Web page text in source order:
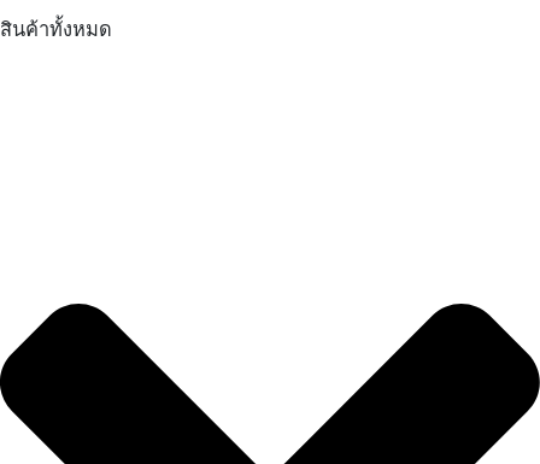
สินค้าทั้งหมด